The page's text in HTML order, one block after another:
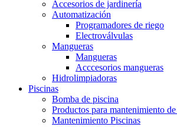
Accesorios de jardinería
Automatización
Programadores de riego
Electroválvulas
Mangueras
Mangueras
Acccesorios mangueras
Hidrolimpiadoras
Piscinas
Bomba de piscina
Productos para mantenimiento
Mantenimiento Piscinas